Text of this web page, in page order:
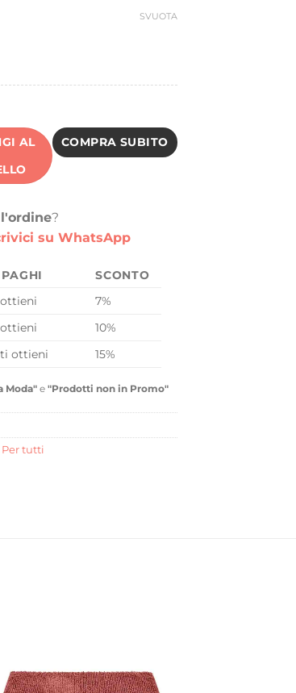
SVUOTA
AL
COMPRA SUBITO
?
su WhatsApp
SCONTO
7%
10%
ottieni
15%
Moda"e "Prodotti non in Promo"
Per tutti